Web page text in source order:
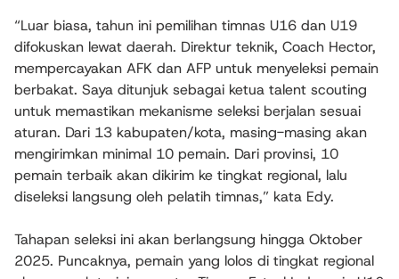
“Luar biasa, tahun ini pemilihan timnas U16 dan U19
difokuskan lewat daerah. Direktur teknik, Coach Hector,
mempercayakan AFK dan AFP untuk menyeleksi pemain
berbakat. Saya ditunjuk sebagai ketua talent scouting
untuk memastikan mekanisme seleksi berjalan sesuai
aturan. Dari 13 kabupaten/kota, masing-masing akan
mengirimkan minimal 10 pemain. Dari provinsi, 10
pemain terbaik akan dikirim ke tingkat regional, lalu
diseleksi langsung oleh pelatih timnas,” kata Edy.
Tahapan seleksi ini akan berlangsung hingga Oktober
2025. Puncaknya, pemain yang lolos di tingkat regional